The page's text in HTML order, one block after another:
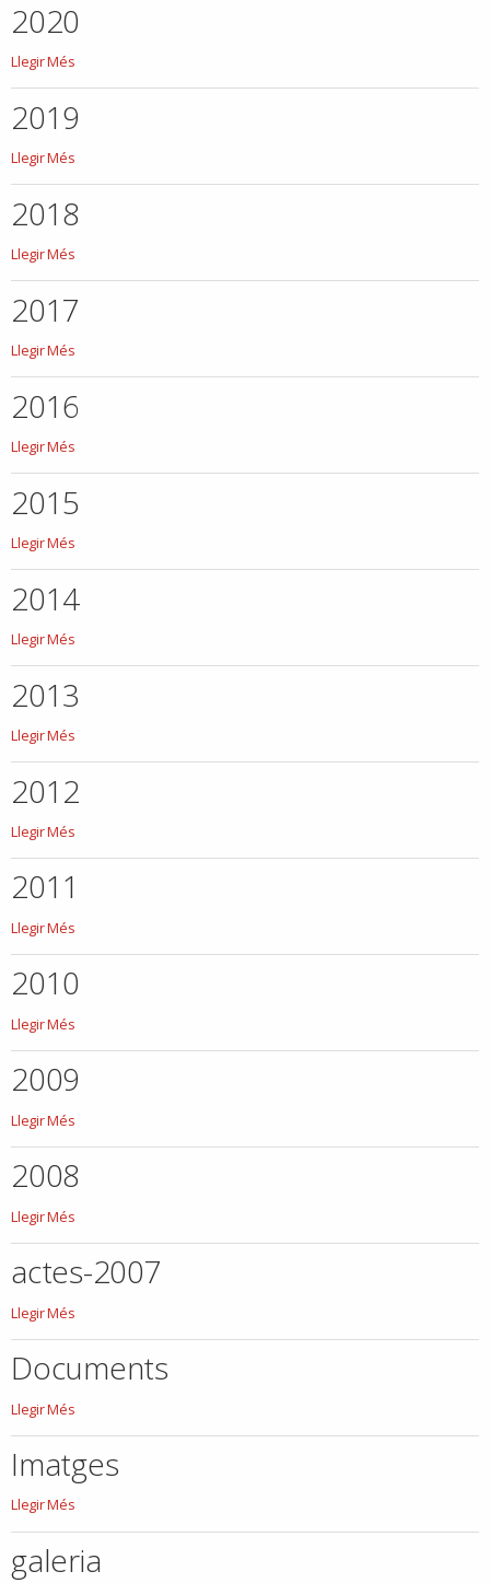
2020
2020
Llegir Més
2019
2019
Llegir Més
2018
2018
Llegir Més
2017
2017
Llegir Més
2016
2016
Llegir Més
2015
2015
Llegir Més
2014
2014
Llegir Més
2013
2013
Llegir Més
2012
2012
Llegir Més
2011
2011
Llegir Més
2010
2010
Llegir Més
2009
2009
Llegir Més
2008
2008
Llegir Més
actes-2007
actes-
-
Llegir Més
Documents
Documents
Llegir Més
Imatges
Imatges
Llegir Més
galeria